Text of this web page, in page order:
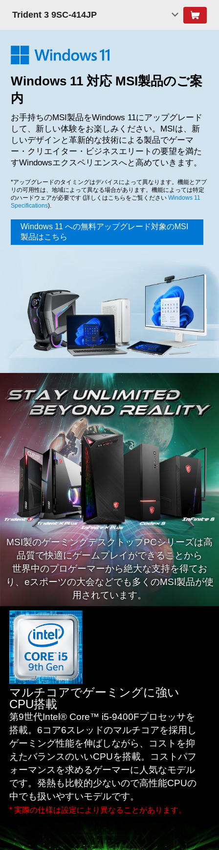
Trident 3 9SC-414JP
Windows 11 対応 MSI製品のご案
内
お手持ちのMSI製品をWindows 11にアップグレード
して、新しい体験をお楽しみください。MSIは、新
しいデザインと革新的な技術による製品でゲーマ
ー・クリエイター・ビジネスエリートの要望を満た
すWindowsエクスペリエンスへと高めていきます。
*アップグレードのタイミングはデバイスによって異なります。機能とアプ
リの可用性は、地域によって異なる場合があります。機能によっては特定
のハードウェアが必要です (詳しくはこちらをご覧くださいWindows 11
Specifications).
Windows 11 への無料アップグレード対象のMSI
製品はこちら
MSI製のゲーミングデスクトップPCシリーズは高
品質で快適にゲームプレイができることから
世界中のプロゲーマーから絶大な支持を得てお
り、eスポーツの大会などでも多くのMSI製品が使
用されています。
マルチコアでゲーミングに強い
CPU搭載
第9世代Intel® Core™ i5-9400Fプロセッサを
搭載。6コア6スレッドのマルチコアを採用し
ゲーミング性能を伸ばしながら、コストを抑
えたバランスのいいCPUを搭載。コストパフ
ォーマンスを求めるゲーマーに人気なモデル
です。発熱も比較的少ないので高性能CPUの
中でも扱いやすいモデルです。
* 実際の仕様は設定により異なることがあります。